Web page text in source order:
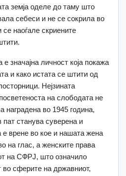
земја оделе до таму што
себеси и не се сокрила во
се наоѓале скриените
значајна личност која покажа
и како истата се штити од
Нејзината
на слободата не
наградена во 1945 година,
пат станува суверена и
е врене во кое и нашата жена
на глас, а женските права
на СФРЈ, што означило
сферите на државниот,